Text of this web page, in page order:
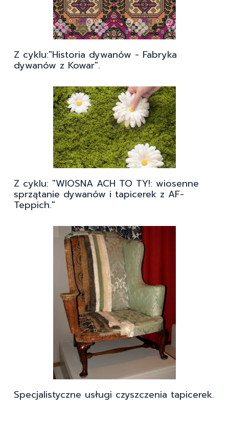
Z cyklu:"Historia dywanów - Fabryka
dywanów z Kowar".
Z cyklu: "WIOSNA ACH TO TY!: wiosenne
sprzątanie dywanów i tapicerek z AF-
Teppich."
Specjalistyczne usługi czyszczenia tapicerek.